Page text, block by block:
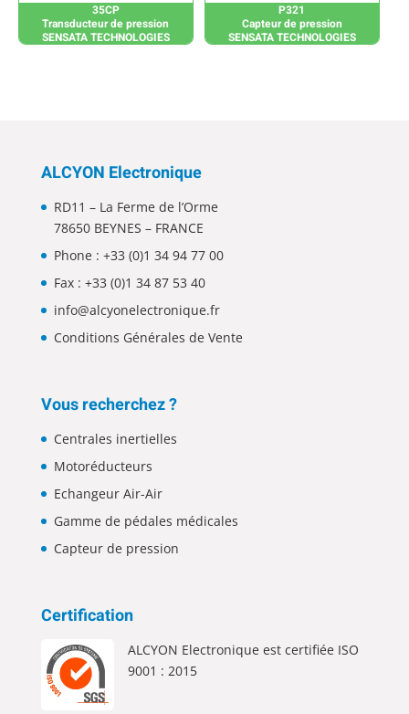
35CP
Transducteur de pression
SENSATA TECHNOLOGIES
P321
Capteur de pression
SENSATA TECHNOLOGIES
ALCYON Electronique
RD11 – La Ferme de l’Orme
78650 BEYNES – FRANCE
Phone : +33 (0)1 34 94 77 00
Fax : +33 (0)1 34 87 53 40
info@alcyonelectronique.fr
Conditions Générales de Vente
Vous recherchez ?
Centrales inertielles
Motoréducteurs
Echangeur Air-Air
Gamme de pédales médicales
Capteur de pression
Certification
ALCYON Electronique est certifiée ISO
9001 : 2015